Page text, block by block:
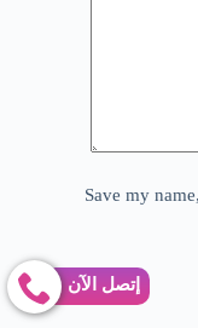
Save my
إتصل الآن